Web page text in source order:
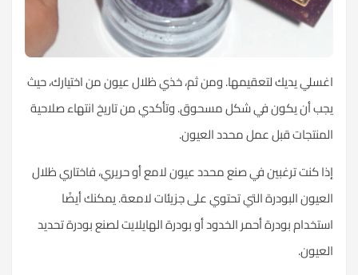
اغسلي يديك لتعقيمها. ومن ثم، خذي ظلال عيون من اختيارك، حيث
يجب أن يكون في شكل مسحوق. وتأكدي من تاريخ انتهاء صلاحية
المنتجات قبل عمل محدد العيون.
إذا كنت ترغبين في صنع محدد عيون لامع أو حريري، فاختاري ظلال
العيون البودرة التي تحتوي على جزيئات لامعة. يمكنك أيضًا
استخدام بودرة أحمر الخدود أو بودرة الهايلايت لصنع بودرة تحديد
العيون.